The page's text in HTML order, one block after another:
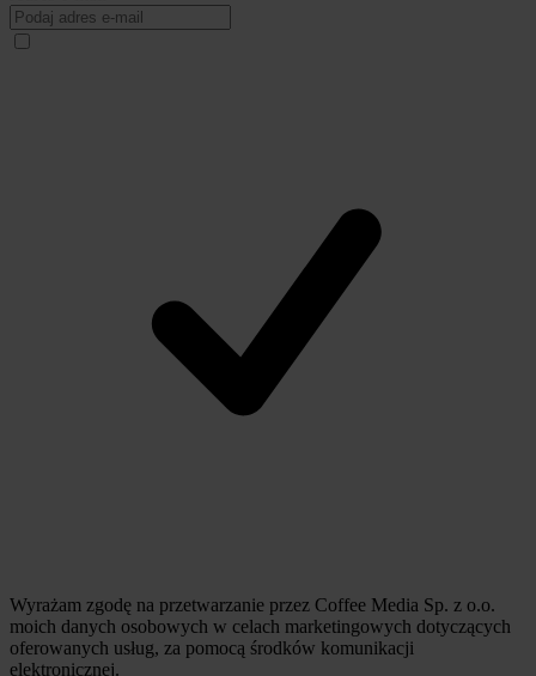
Wyrażam zgodę na przetwarzanie przez Coffee Media Sp. z o.o.
moich danych osobowych w celach marketingowych dotyczących
oferowanych usług, za pomocą środków komunikacji
elektronicznej.